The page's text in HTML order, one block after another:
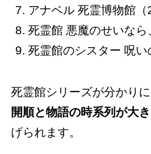
アナベル 死霊博物館（
死霊館 悪魔のせいなら
死霊館のシスター 呪い
死霊館シリーズが分かりに
開順と物語の時系列が大
げられます。